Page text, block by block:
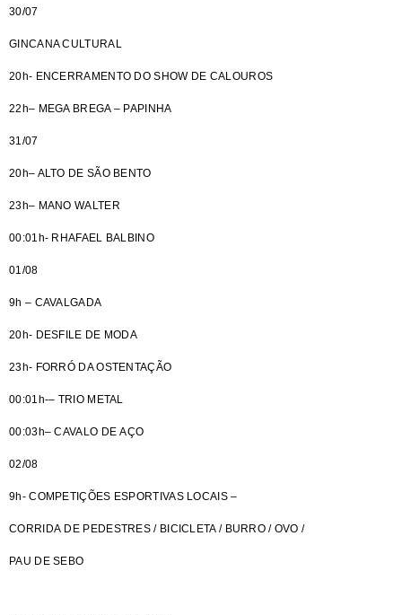
30/07
GINCANA CULTURAL
20h- ENCERRAMENTO DO SHOW DE CALOUROS
22h– MEGA BREGA – PAPINHA
31/07
20h– ALTO DE SÃO BENTO
23h– MANO WALTER
00:01h- RHAFAEL BALBINO
01/08
9h – CAVALGADA
20h- DESFILE DE MODA
23h- FORRÓ DA OSTENTAÇÃO
00:01h-– TRIO METAL
00:03h– CAVALO DE AÇO
02/08
9h- COMPETIÇÕES ESPORTIVAS LOCAIS –
CORRIDA DE PEDESTRES / BICICLETA / BURRO / OVO /
PAU DE SEBO